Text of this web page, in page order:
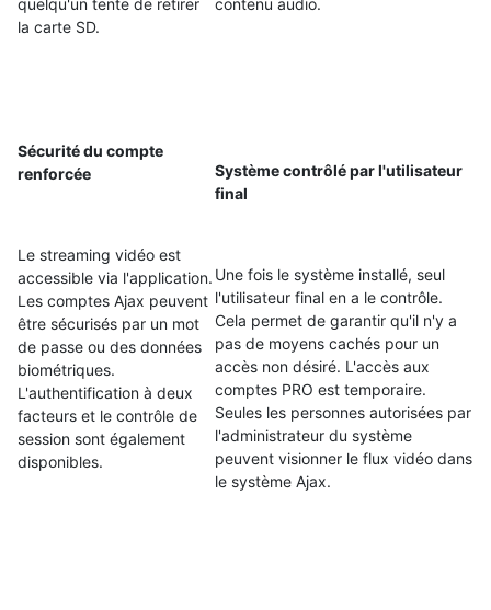
quelqu'un tente de retirer
la carte SD.
contenu audio.
Sécurité du compte
renforcée
Le streaming vidéo est
accessible via l'application.
Les comptes Ajax peuvent
être sécurisés par un mot
de passe ou des données
biométriques.
L'authentification à deux
facteurs et le contrôle de
session sont également
disponibles.
Système contrôlé par l'utilisateur
final
Une fois le système installé, seul
l'utilisateur final en a le contrôle.
Cela permet de garantir qu'il n'y a
pas de moyens cachés pour un
accès non désiré. L'accès aux
comptes PRO est temporaire.
Seules les personnes autorisées par
l'administrateur du système
peuvent visionner le flux vidéo dans
le système Ajax.